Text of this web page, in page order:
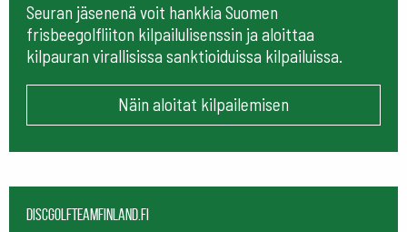
Seuran jäsenenä voit hankkia Suomen
frisbeegolfliiton kilpailulisenssin ja aloittaa
kilpauran virallisissa sanktioiduissa kilpailuissa.
Näin aloitat kilpailemisen
Discgolfteamfinland.fi